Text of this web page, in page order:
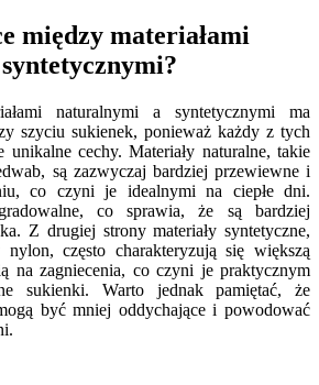
między materiałami
naturalnymi a syntetycznymi ma
szyciu sukienek, ponieważ każdy z tych
cechy. Materiały naturalne, takie
są zazwyczaj bardziej przewiewne i
co czyni je idealnymi na ciepłe dni.
co sprawia, że są bardziej
Z drugiej strony materiały syntetyczne,
często charakteryzują się większą
na zagniecenia, co czyni je praktycznym
sukienki. Warto jednak pamiętać, że
być mniej oddychające i powodować